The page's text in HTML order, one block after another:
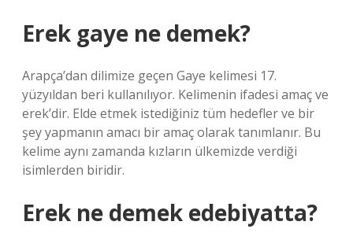
Erek gaye ne demek?
Arapça’dan dilimize geçen Gaye kelimesi 17.
yüzyıldan beri kullanılıyor. Kelimenin ifadesi amaç ve
erek’dir. Elde etmek istediğiniz tüm hedefler ve bir
şey yapmanın amacı bir amaç olarak tanımlanır. Bu
kelime aynı zamanda kızların ülkemizde verdiği
isimlerden biridir.
Erek ne demek edebiyatta?